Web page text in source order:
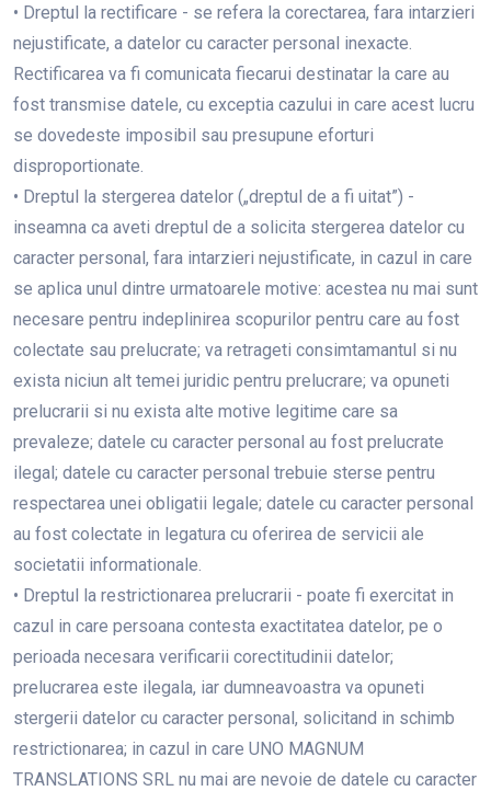
• Dreptul la rectificare - se refera la corectarea, fara intarzieri
nejustificate, a datelor cu caracter personal inexacte.
Rectificarea va fi comunicata fiecarui destinatar la care au
fost transmise datele, cu exceptia cazului in care acest lucru
se dovedeste imposibil sau presupune eforturi
disproportionate.
• Dreptul la stergerea datelor („dreptul de a fi uitat”) -
inseamna ca aveti dreptul de a solicita stergerea datelor cu
caracter personal, fara intarzieri nejustificate, in cazul in care
se aplica unul dintre urmatoarele motive: acestea nu mai sunt
necesare pentru indeplinirea scopurilor pentru care au fost
colectate sau prelucrate; va retrageti consimtamantul si nu
exista niciun alt temei juridic pentru prelucrare; va opuneti
prelucrarii si nu exista alte motive legitime care sa
prevaleze; datele cu caracter personal au fost prelucrate
ilegal; datele cu caracter personal trebuie sterse pentru
respectarea unei obligatii legale; datele cu caracter personal
au fost colectate in legatura cu oferirea de servicii ale
societatii informationale.
• Dreptul la restrictionarea prelucrarii - poate fi exercitat in
cazul in care persoana contesta exactitatea datelor, pe o
perioada necesara verificarii corectitudinii datelor;
prelucrarea este ilegala, iar dumneavoastra va opuneti
stergerii datelor cu caracter personal, solicitand in schimb
restrictionarea; in cazul in care UNO MAGNUM
TRANSLATIONS SRL nu mai are nevoie de datele cu caracter